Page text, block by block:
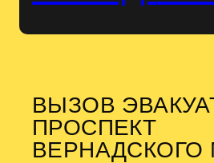
ВЫЗОВ
ПРОСПЕКТ
ВЕРНАДСКОГО